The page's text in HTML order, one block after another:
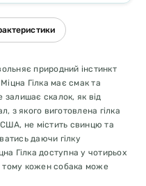
природний інстинкт
Гілка має смак та
залишає скалок, як від
з якого виготовлена гілка
не містить свинцю та
даючи гілку
Гілка доступна у чотирьох
тому кожен собака може